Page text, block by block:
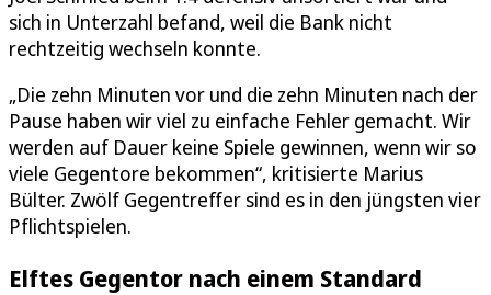
sich in Unterzahl befand, weil die Bank nicht
rechtzeitig wechseln konnte.
„Die zehn Minuten vor und die zehn Minuten nach der
Pause haben wir viel zu einfache Fehler gemacht. Wir
werden auf Dauer keine Spiele gewinnen, wenn wir so
viele Gegentore bekommen“, kritisierte Marius
Bülter. Zwölf Gegentreffer sind es in den jüngsten vier
Pflichtspielen.
Elftes Gegentor nach einem Standard